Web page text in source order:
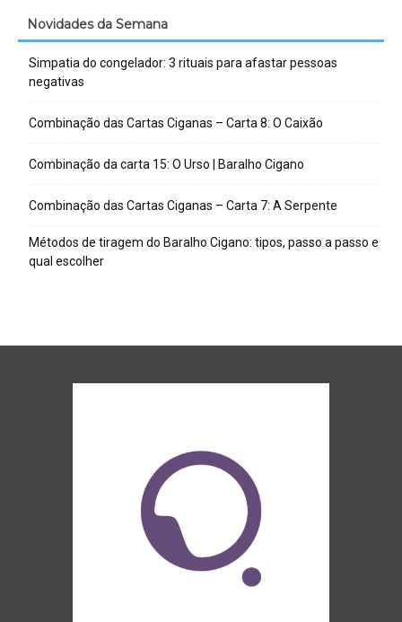
Novidades da Semana
Simpatia do congelador: 3 rituais para afastar pessoas
negativas
Combinação das Cartas Ciganas – Carta 8: O Caixão
Combinação da carta 15: O Urso | Baralho Cigano
Combinação das Cartas Ciganas – Carta 7: A Serpente
Métodos de tiragem do Baralho Cigano: tipos, passo a passo e
qual escolher